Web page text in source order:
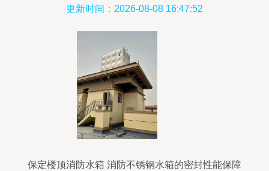
解析
更新时间：2026-08-08 16:47:52
保定楼顶消防水箱 消防不锈钢水箱的密封性能保障